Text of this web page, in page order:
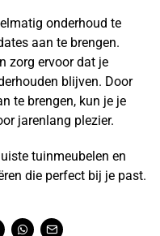
onderhoud te
aan te brengen.
zorg ervoor dat je
blijven. Door
te brengen, kun je je
jarenlang plezier.
tuinmeubelen en
die perfect bij je past.